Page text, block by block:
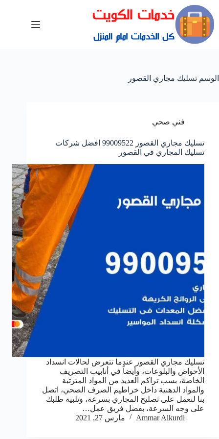
الوسم تسليك مجاري القصور
فني صحي
تسليك مجاري القصور 99009522 افضل شركات
تسليك المجاري في القصور
تسليك مجاري القصور عندما تتعرض لحالات انسداد
الأحواض والبلوعات، وأيضاً في أنابيب التصريف
الخاصة، بسب تراكم العديد من المواد المترتبة
والمواد الدهنية داخل خراطيم الصرف الصحي، اتصل
بنا لنعمل على تصليح المجاري بسرعة، وتلبية طلبك
على وجه السرعة، بفضل فريق عمل…
Ammar Alkurdi
مارس 27, 2021